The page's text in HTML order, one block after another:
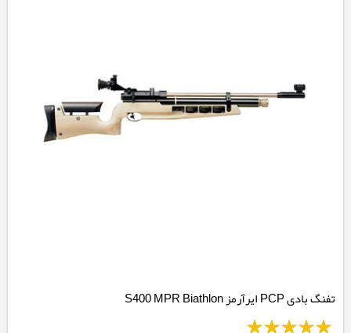
تفنگ بادی PCP ایرآرمز S400 MPR Biathlon